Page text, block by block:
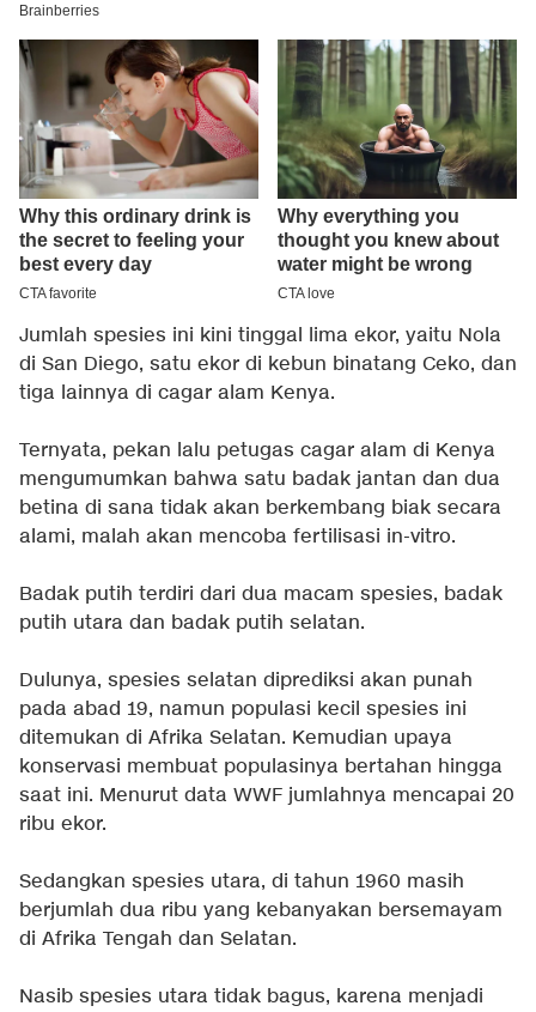
Jumlah spesies ini kini tinggal lima ekor, yaitu Nola
di San Diego, satu ekor di kebun binatang Ceko, dan
tiga lainnya di cagar alam Kenya.
Ternyata, pekan lalu petugas cagar alam di Kenya
mengumumkan bahwa satu badak jantan dan dua
betina di sana tidak akan berkembang biak secara
alami, malah akan mencoba fertilisasi in-vitro.
Badak putih terdiri dari dua macam spesies, badak
putih utara dan badak putih selatan.
Dulunya, spesies selatan diprediksi akan punah
pada abad 19, namun populasi kecil spesies ini
ditemukan di Afrika Selatan. Kemudian upaya
konservasi membuat populasinya bertahan hingga
saat ini. Menurut data WWF jumlahnya mencapai 20
ribu ekor.
Sedangkan spesies utara, di tahun 1960 masih
berjumlah dua ribu yang kebanyakan bersemayam
di Afrika Tengah dan Selatan.
Nasib spesies utara tidak bagus, karena menjadi